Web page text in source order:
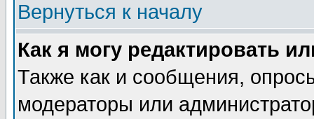
Вернуться к началу
Как я могу редактировать
Также как и сообщения,
модераторы или